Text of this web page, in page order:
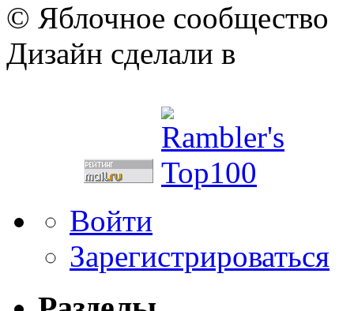
© Яблочное сообщество
Дизайн сделали в
Войти
Зарегистрироваться